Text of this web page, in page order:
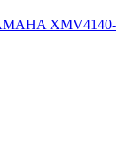
XMV4140-